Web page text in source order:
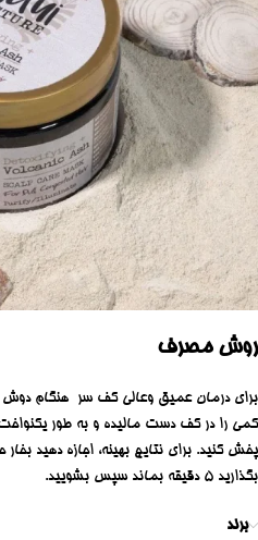
روش مصرف
برای درمان عمیق وعالی کف سر هنگام دوش
کمی را در کف دست مالیده و به طور
پخش کنید. برای نتایج بهینه، اجازه دهید
بگذارید 5 دقیقه بماند سپس بشویید.
برند